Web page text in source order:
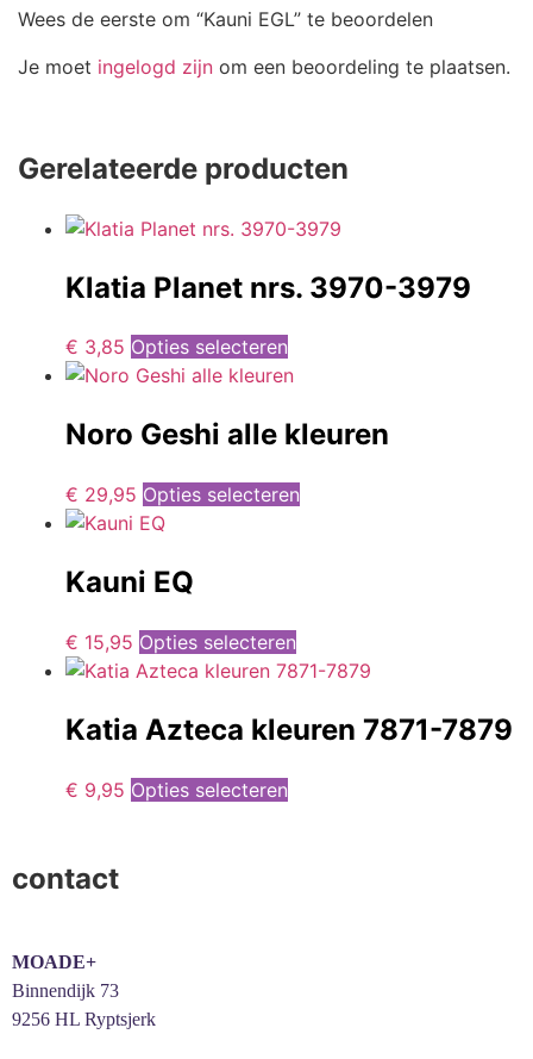
Wees de eerste om “Kauni EGL” te beoordelen
Je moet ingelogd zijn om een beoordeling te plaatsen.
Gerelateerde producten
Klatia Planet nrs. 3970-3979
€ 3,85 Opties selecteren
Noro Geshi alle kleuren
€ 29,95 Opties selecteren
Kauni EQ
€ 15,95 Opties selecteren
Katia Azteca kleuren 7871-7879
€ 9,95 Opties selecteren
contact
MOADE+
Binnendijk 73
9256 HL Ryptsjerk